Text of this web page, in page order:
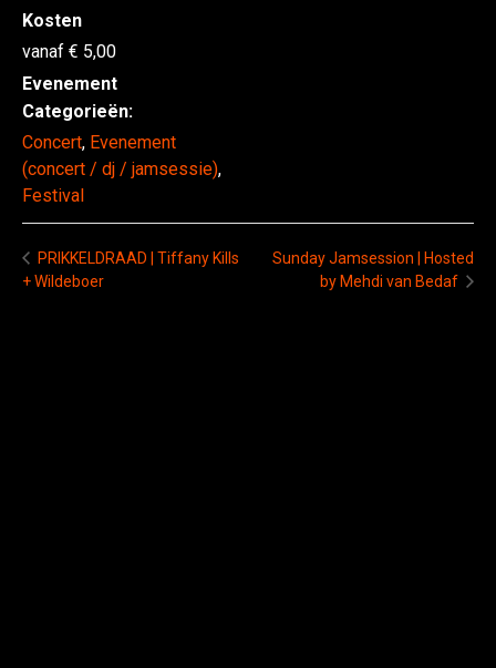
Kosten
5,00
Evenement
Categorieën:
Concert, Evenement
(concert / dj / jamsessie),
Festival
PRIKKELDRAAD | Tiffany Kills
+ Wildeboer
Sunday Jamsession | Hosted
by Mehdi van Bedaf